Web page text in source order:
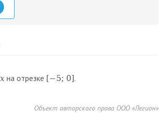
xна отрезке [−5; 0].
Объект авторского права ООО «Легион»